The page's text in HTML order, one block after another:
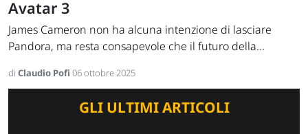
Avatar 3
James Cameron non ha alcuna intenzione di lasciare
Pandora, ma resta consapevole che il futuro della...
di Claudio Pofi 06 ottobre 2025
GLI ULTIMI ARTICOLI